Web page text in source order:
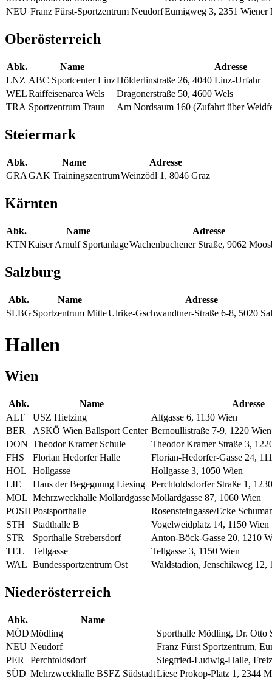
NEU Franz Fürst-Sportzentrum NeudorfEumigweg 3, 2351 Wiener
Oberösterreich
Abk. Name
Adresse
LNZ ABC Sportcenter LinzHölderlinstraße 26, 4040 Linz-Urfahr
WELRaiffeisenarea Wels
Dragonerstraße 50, 4600 Wels
TRA Sportzentrum Traun Am Nordsaum 160 (Zufahrt über
Steiermark
Abk. Name
Adresse
GRA GAK TrainingszentrumWeinzödl 1, 8046 Graz
Kärnten
Abk. Name
Adresse
KTNKaiser Arnulf SportanlageWachenbuchener Straße, 9062
Salzburg
Abk. Name
Adresse
SLBG Sportzentrum MitteUlrike-Gschwandtner-Straße 6-8, 5020
Hallen
Wien
Abk. Name
Adresse
ALT
USZ Hietzing
Altgasse 6, 1130 Wien
BER
ASKÖ Wien Ballsport Center Bernoullistraße 7-9, 1220 Wien
DON Theodor Kramer Schule
Theodor Kramer Straße 3,
FHS
Florian Hedorfer Halle
Florian-Hedorfer-Gasse 24,
HOL
Hollgasse
Hollgasse 3, 1050 Wien
LIE
Haus der Begegnung Liesing Perchtoldsdorfer Straße 1,
MOL Mehrzweckhalle MollardgasseMollardgasse 87, 1060 Wien
POSHPostsporthalle
Rosensteingasse/Ecke
STH
Stadthalle B
Vogelweidplatz 14, 1150 Wien
STR
Sporthalle Strebersdorf
Anton-Böck-Gasse 20, 1210
TEL
Tellgasse
Tellgasse 3, 1150 Wien
WAL Bundessportzentrum Ost Waldstadion, Jenschikweg 12,
Niederösterreich
Abk.
Name
MÖDMödling
Sporthalle Mödling, Dr. Otto
NEU Neudorf
Franz Fürst Sportzentrum,
PER
Perchtoldsdorf
Siegfried-Ludwig-Halle,
SÜD Mehrzweckhalle BSFZ SüdstadtLiese Prokop-Platz 1, 2344